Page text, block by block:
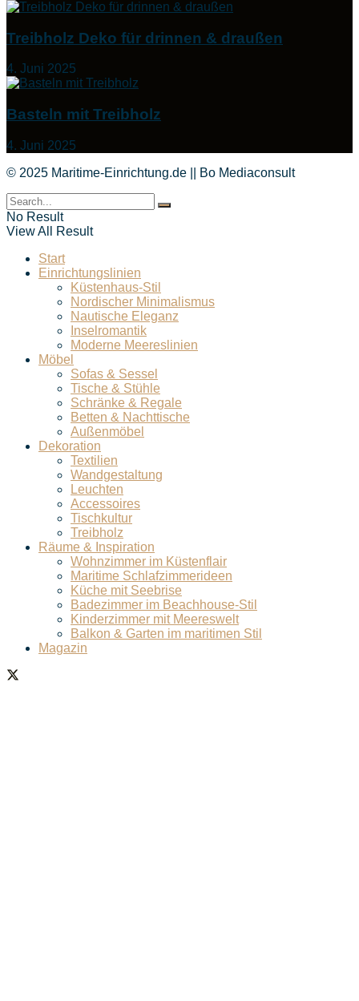
Treibholz Deko für drinnen & draußen
4. Juni 2025
Basteln mit Treibholz
4. Juni 2025
© 2025 Maritime-Einrichtung.de || Bo Mediaconsult
No Result
View All Result
Start
Einrichtungslinien
Küstenhaus-Stil
Nordischer Minimalismus
Nautische Eleganz
Inselromantik
Moderne Meereslinien
Möbel
Sofas & Sessel
Tische & Stühle
Schränke & Regale
Betten & Nachttische
Außenmöbel
Dekoration
Textilien
Wandgestaltung
Leuchten
Accessoires
Tischkultur
Treibholz
Räume & Inspiration
Wohnzimmer im Küstenflair
Maritime Schlafzimmerideen
Küche mit Seebrise
Badezimmer im Beachhouse-Stil
Kinderzimmer mit Meereswelt
Balkon & Garten im maritimen Stil
Magazin